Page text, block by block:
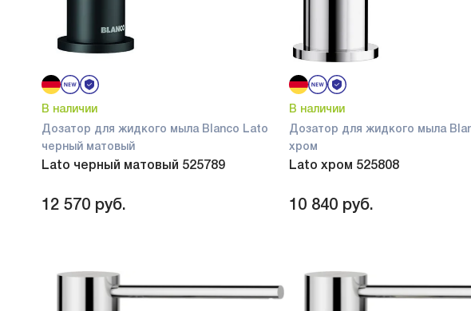
В наличии
Дозатор для жидкого мыла Blanco Lato
черный матовый
Lato черный матовый 525789
12 570 руб.
В наличии
Дозатор для жидкого мыла
хром
Lato хром 525808
10 840 руб.